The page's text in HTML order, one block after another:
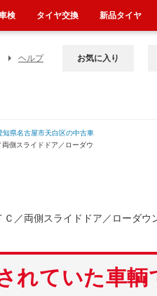
ヘルプ お気に入り
知県名古屋市天白区の中古車
側スライドドア／ローダウ
両側スライドドア／ローダウ
れていた車輌
検 タイヤ交換 新品タイヤ